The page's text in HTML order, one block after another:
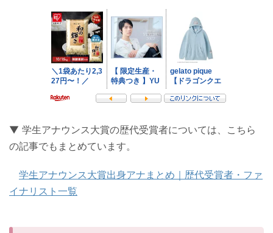
▼ 学生アナウンス大賞の歴代受賞者については、こちら
の記事でもまとめています。
学生アナウンス大賞出身アナまとめ｜歴代受賞者・ファ
イナリスト一覧